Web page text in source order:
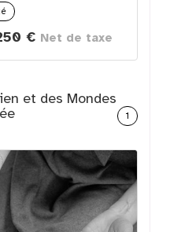
:€ Net de taxe
et des Mondes
1